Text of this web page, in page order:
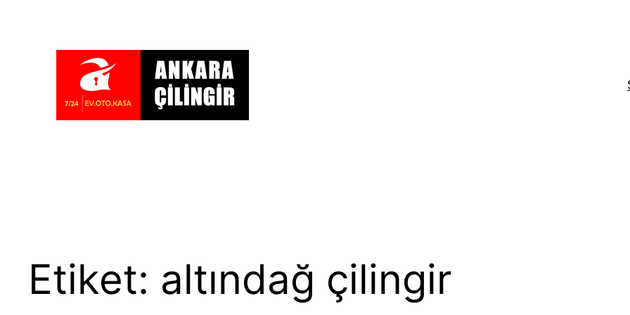
Etiket: altındağ çilingir